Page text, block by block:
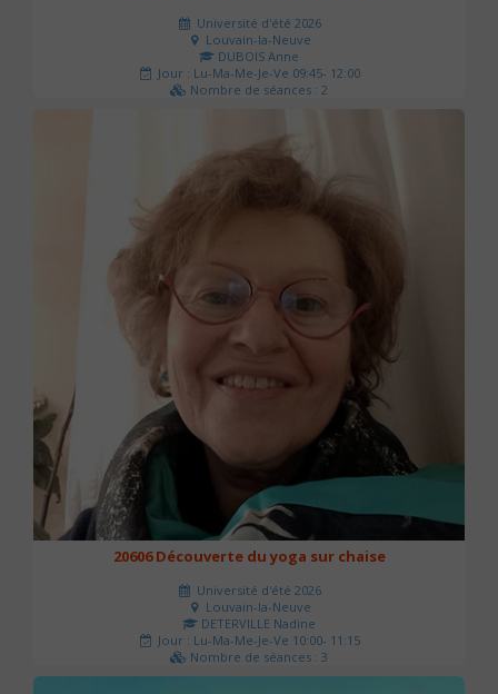
Université d'été 2026
Louvain-la-Neuve
DUBOIS Anne
Jour : Lu-Ma-Me-Je-Ve 09:45- 12:00
Nombre de séances : 2
20606 Découverte du yoga sur chaise
Université d'été 2026
Louvain-la-Neuve
DETERVILLE Nadine
Jour : Lu-Ma-Me-Je-Ve 10:00- 11:15
Nombre de séances : 3
30 €